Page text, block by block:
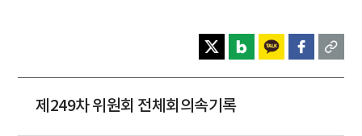
제249차 위원회 전체회의속기록